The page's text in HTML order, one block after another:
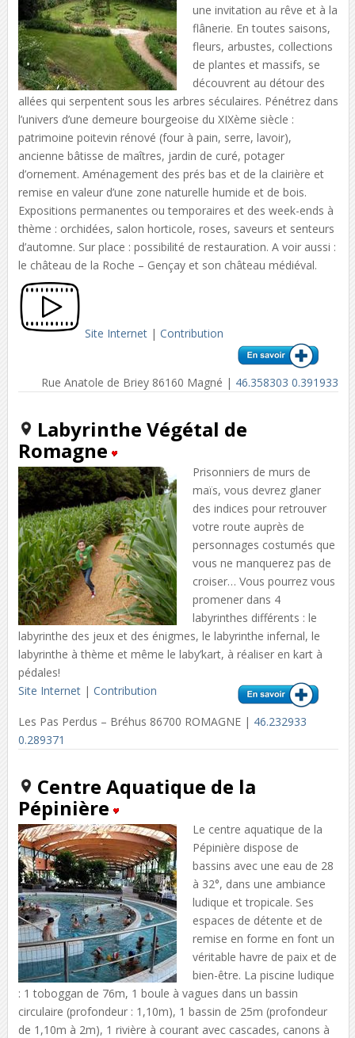
une invitation au rêve et à la
flânerie. En toutes saisons,
fleurs, arbustes, collections
de plantes et massifs, se
découvrent au détour des
allées qui serpentent sous les arbres séculaires. Pénétrez dans
l’univers d’une demeure bourgeoise du XIXème siècle :
patrimoine poitevin rénové (four à pain, serre, lavoir),
ancienne bâtisse de maîtres, jardin de curé, potager
d’ornement. Aménagement des prés bas et de la clairière et
remise en valeur d’une zone naturelle humide et de bois.
Expositions permanentes ou temporaires et des week-ends à
thème : orchidées, salon horticole, roses, saveurs et senteurs
d’automne. Sur place : possibilité de restauration. A voir aussi :
le château de la Roche – Gençay et son château médiéval.
Site Internet| Contribution
Rue Anatole de Briey 86160 Magné | 46.358303 0.391933
Labyrinthe Végétal de
Romagne
Prisonniers de murs de
maïs, vous devrez glaner
des indices pour retrouver
votre route auprès de
personnages costumés que
vous ne manquerez pas de
croiser… Vous pourrez vous
promener dans 4
labyrinthes différents : le
labyrinthe des jeux et des énigmes, le labyrinthe infernal, le
labyrinthe à thème et même le laby’kart, à réaliser en kart à
pédales!
Site Internet| Contribution
Les Pas Perdus – Bréhus 86700 ROMAGNE | 46.232933
0.289371
Centre Aquatique de la
Pépinière
Le centre aquatique de la
Pépinière dispose de
bassins avec une eau de 28
à 32°, dans une ambiance
ludique et tropicale. Ses
espaces de détente et de
remise en forme en font un
véritable havre de paix et de
bien-être. La piscine ludique
: 1 toboggan de 76m, 1 boule à vagues dans un bassin
circulaire (profondeur : 1,10m), 1 bassin de 25m (profondeur
de 1,10m à 2m), 1 rivière à courant avec cascades, canons à